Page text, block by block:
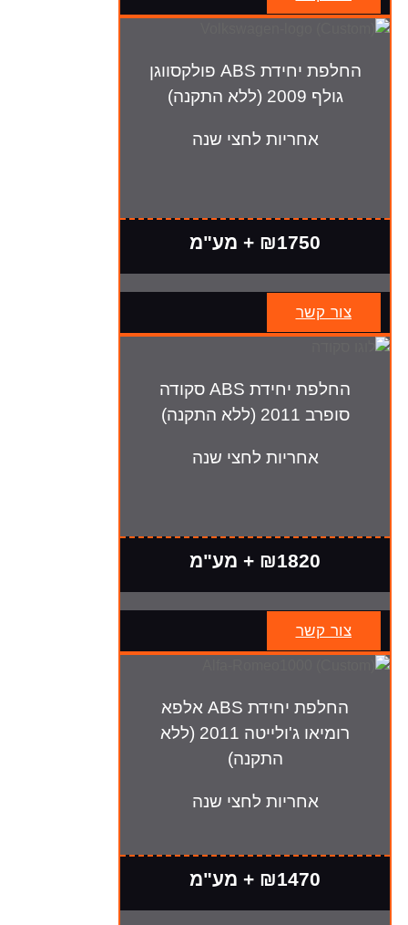
החלפת יחידת ABS פולקסווגן
גולף 2009 (ללא התקנה)
אחריות לחצי שנה
₪1750 + מע"מ
צור קשר
החלפת יחידת ABS סקודה
סופרב 2011 (ללא התקנה)
אחריות לחצי שנה
₪1820 + מע"מ
צור קשר
החלפת יחידת ABS אלפא
רומיאו ג'ולייטה 2011 (ללא
התקנה)
אחריות לחצי שנה
₪1470 + מע"מ